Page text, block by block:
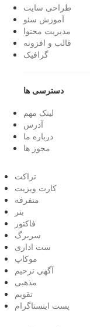
طراحی سایت
آموزش سئو
مدیریت محتوا
قالب و افزونه
گرافیک
دسترسی ها
لینک مهم
آدرس
درباره ما
مجوز ها
تراکت
کارت ویزیت
متفرفه
بنر
فاکتور
سربرگ
ست اداری
موکاپ
آگهی ترحیم
مذهبی
تقویم
پست اینستاگرام